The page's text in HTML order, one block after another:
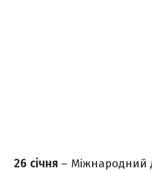
26 січня – Міжнародний